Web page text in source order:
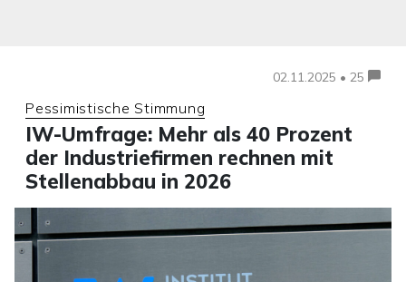
02.11.2025 • 25
Pessimistische Stimmung
IW-Umfrage: Mehr als 40 Prozent
der Industriefirmen rechnen mit
Stellenabbau in 2026